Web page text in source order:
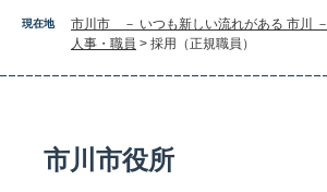
現在地 市川市 － いつも新しい流れがある 市川 －
人事・職員 > 採用（正規職員）
市川市役所